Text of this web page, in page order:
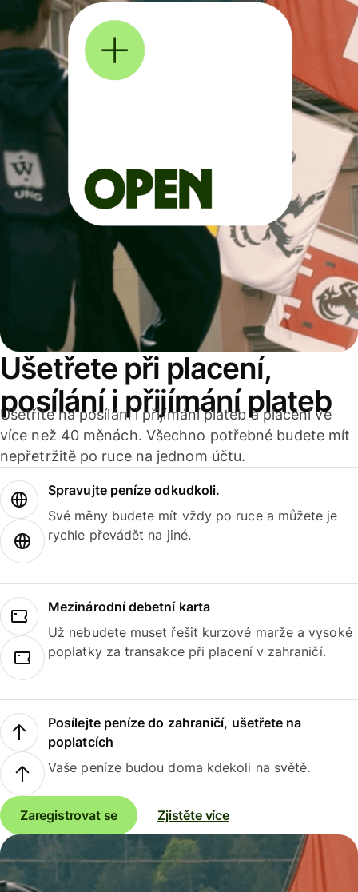
Ušetřete při placení,
posílání i přijímání plateb
Ušetříte na posílání i přijímání plateb a placení ve
více než 40 měnách. Všechno potřebné budete mít
nepřetržitě po ruce na jednom účtu.
Spravujte peníze odkudkoli.
Své měny budete mít vždy po ruce a můžete je
rychle převádět na jiné.
Mezinárodní debetní karta
Už nebudete muset řešit kurzové marže a vysoké
poplatky za transakce při placení v zahraničí.
Posílejte peníze do zahraničí, ušetřete na
poplatcích
Vaše peníze budou doma kdekoli na světě.
Zaregistrovat se Zjistěte více